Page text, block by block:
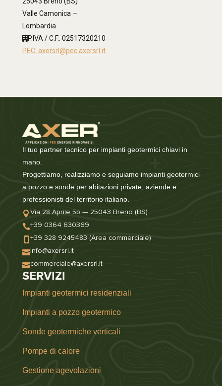
Valle Camonica —
Lombardia
P.IVA / C.F.: 02517320210
PEC: axersrl@pec.axersrl.it
Il tuo partner tecnico per impianti geotermici chiavi in
mano.
Progettiamo, realizziamo e seguiamo impianti geotermici
a pozzo e sonde per abitazioni private, aziende e
professionisti del territorio italiano.
 Via 28 Aprile 5b — 25043 Breno (BS)
+39 0364 630369
 +39 328 9245483 (Area commerciale)
info@axersrl.it
commerciale@axersrl.it
SERVIZI
Impianti geotermici residenziali
Impianti a pozzo geotermico
Sonde geotermiche verticali
Pompe di calore
Gestione agevolazioni